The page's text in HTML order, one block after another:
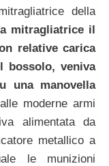
della
mitragliatrice il
relative carica
bossolo, veniva
una manovella
moderne armi
alimentata da
metallico a
le munizioni